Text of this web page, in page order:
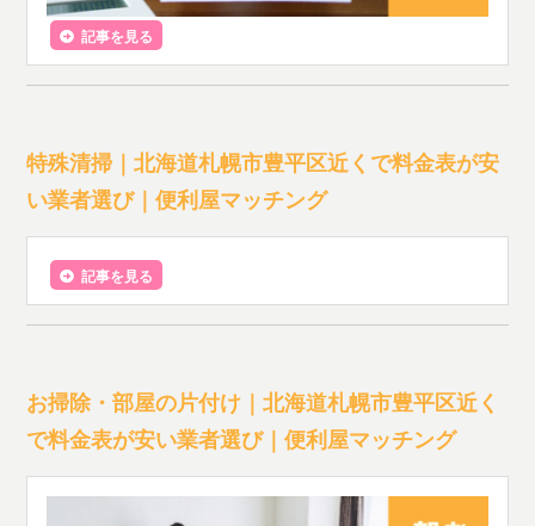
記事を見る
特殊清掃｜北海道札幌市豊平区近くで料金表が安
い業者選び｜便利屋マッチング
記事を見る
お掃除・部屋の片付け｜北海道札幌市豊平区近く
で料金表が安い業者選び｜便利屋マッチング